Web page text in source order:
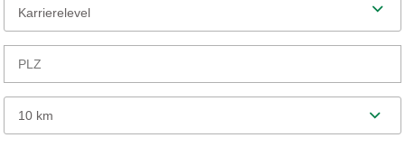
Karrierelevel
10 km